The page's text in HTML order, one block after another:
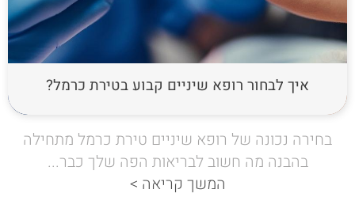
איך לבחור רופא שיניים קבוע בטירת כרמל?
בחירה נכונה של רופא שיניים טירת כרמל מתחילה
בהבנה מה חשוב לבריאות הפה שלך כבר...
המשך קריאה >